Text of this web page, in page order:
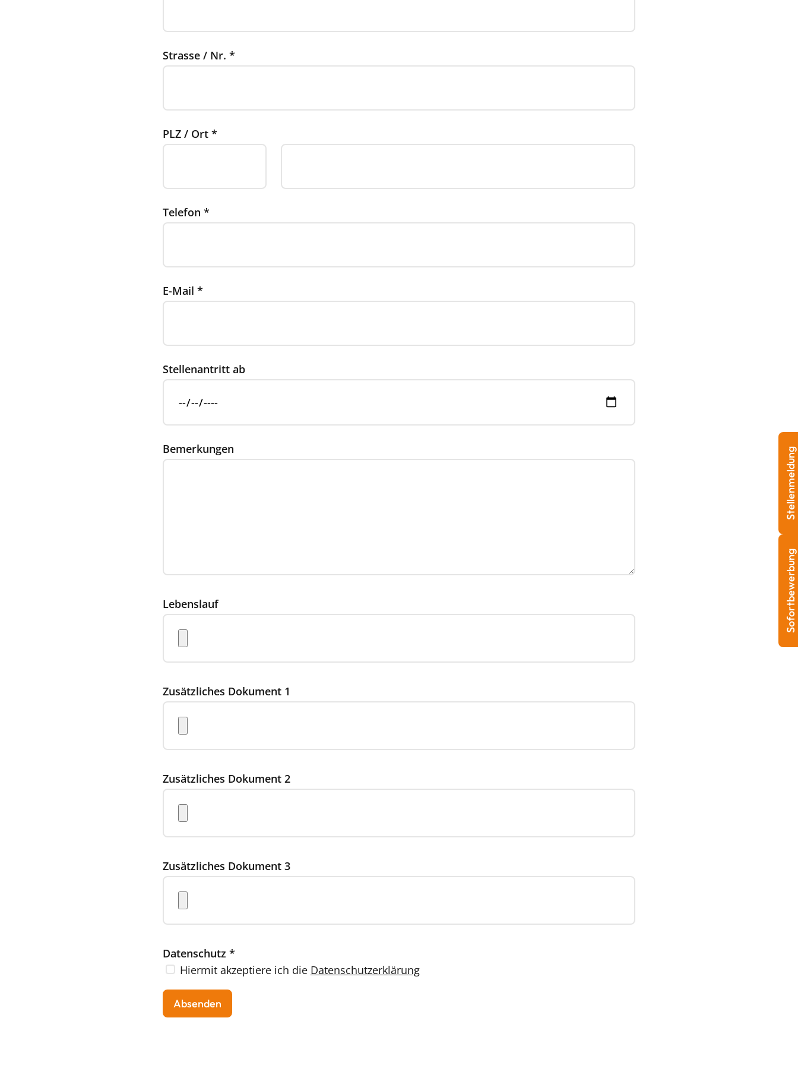
Strasse / Nr. *
PLZ / Ort *
Telefon *
E-Mail *
Stellenantritt ab
Bemerkungen
Lebenslauf
Zusätzliches Dokument 1
Zusätzliches Dokument 2
Zusätzliches Dokument 3
Datenschutz *
Hiermit akzeptiere ich die Datenschutzerklärung
Sofortbewerbung
Stellenmeldung